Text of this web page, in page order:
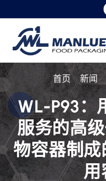
转
容
首页
新闻
WL-P93：
服务的高
物容器制
用